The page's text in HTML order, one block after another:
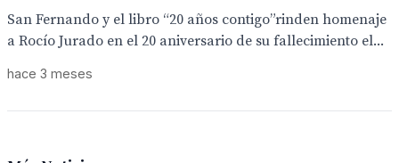
San Fernando y el libro “20 años contigo”rinden homenaje
a Rocío Jurado en el 20 aniversario de su fallecimiento el...
hace 3 meses